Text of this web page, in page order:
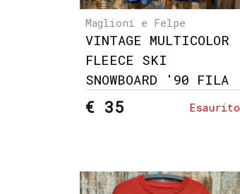
Maglioni e Felpe
VINTAGE MULTICOLOR
FLEECE SKI
SNOWBOARD '90 FILA
€ 35 Esaurito